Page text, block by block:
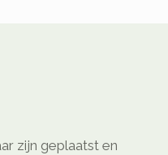
zijn geplaatst en